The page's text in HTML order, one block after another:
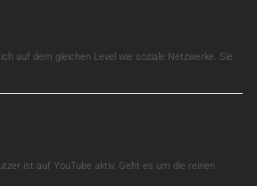
auf dem gleichen Level wie soziale Netzwerke. Sie
ist auf YouTube aktiv. Geht es um die reinen